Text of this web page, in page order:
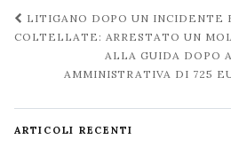
Navigazione
post
LITIGANO DOPO UN INCIDENTE
COLTELLATE: ARRESTATO UN
ALLA GUIDA DOPO
AMMINISTRATIVA DI 725
ARTICOLI RECENTI